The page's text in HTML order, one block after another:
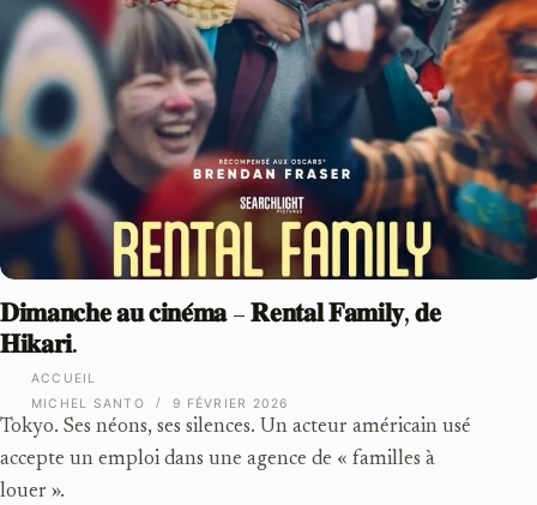
ACCUEIL
𝐃𝐢𝐦𝐚𝐧𝐜𝐡𝐞 𝐚𝐮 𝐜𝐢𝐧𝐞́𝐦𝐚 – 𝐑𝐞𝐧𝐭𝐚𝐥 𝐅𝐚𝐦𝐢𝐥𝐲, 𝐝𝐞
𝐇𝐢𝐤𝐚𝐫𝐢.
Tokyo. Ses néons, ses silences. Un acteur américain usé
accepte un emploi dans une agence de « familles à
louer ».
MICHEL SANTO 9 FÉVRIER 2026